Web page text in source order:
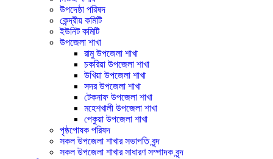
উপদেষ্ঠা পরিষদ
কেন্দ্রীয় কমিটি
ইউনিট কমিটি
উপজেলা শাখা
রামু উপজেলা শাখা
চকরিয়া উপজেলা শাখা
উখিয়া উপজেলা শাখা
সদর উপজেলা শাখা
টেকনাফ উপজেলা শাখা
মহেশখালী উপজেলা শাখা
পেকুয়া উপজেলা শাখা
পৃষ্ঠপোষক পরিষদ
সকল উপজেলা শাখার সভাপতি বৃন্দ
সকল উপজেলা শাখার সাধারণ সম্পাদক বৃন্দ